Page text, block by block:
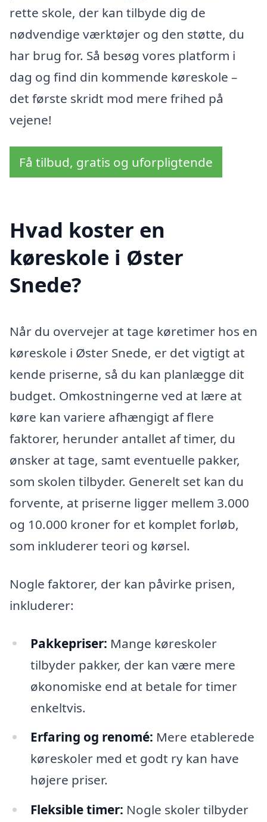
rette skole, der kan tilbyde dig de
nødvendige værktøjer og den støtte, du
har brug for. Så besøg vores platform i
dag og find din kommende køreskole –
det første skridt mod mere frihed på
vejene!
Få tilbud, gratis og uforpligtende
Hvad koster en
køreskole i Øster
Snede?
Når du overvejer at tage køretimer hos en
køreskole i Øster Snede, er det vigtigt at
kende priserne, så du kan planlægge dit
budget. Omkostningerne ved at lære at
køre kan variere afhængigt af flere
faktorer, herunder antallet af timer, du
ønsker at tage, samt eventuelle pakker,
som skolen tilbyder. Generelt set kan du
forvente, at priserne ligger mellem 3.000
og 10.000 kroner for et komplet forløb,
som inkluderer teori og kørsel.
Nogle faktorer, der kan påvirke prisen,
inkluderer:
Pakkepriser: Mange køreskoler
tilbyder pakker, der kan være mere
økonomiske end at betale for timer
enkeltvis.
Erfaring og renomé: Mere etablerede
køreskoler med et godt ry kan have
højere priser.
Fleksible timer: Nogle skoler tilbyder